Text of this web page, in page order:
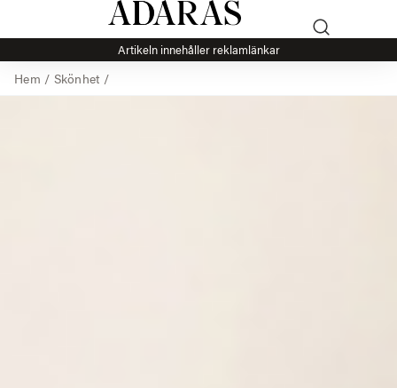
Artikeln innehåller reklamlänkar
Hem / Skönhet/